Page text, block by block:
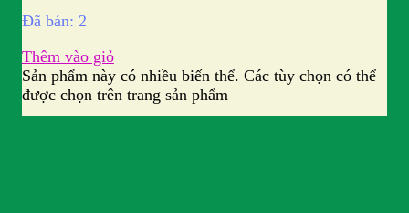
Đã bán: 2
Thêm vào giỏ
Sản phẩm này có nhiều biến thể. Các tùy chọn có thể
được chọn trên trang sản phẩm